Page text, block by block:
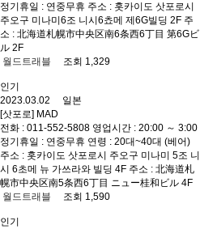
정기휴일 : 연중무휴 주소 : 홋카이도 삿포로시
주오구 미나미6조 니시6쵸메 제6G빌딩 2F 주
소 : 北海道札幌市中央区南6条西6丁目 第6Gビ
ル 2F
월드트래블
조회 1,329
인기
2023.03.02 일본
[삿포로] MAD
전화 : 011-552-5808 영업시간 : 20:00 ～ 3:00
정기휴일 : 연중무휴 연령 : 20대~40대 (베어)
주소 : 홋카이도 삿포로시 주오구 미나미 5조 니
시 6초메 뉴 가쓰라와 빌딩 4F 주소 : 北海道札
幌市中央区南5条西6丁目 ニュー桂和ビル 4F
월드트래블
조회 1,590
인기